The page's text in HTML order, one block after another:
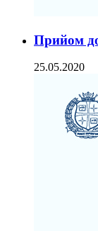
Прийом
25.05.2020